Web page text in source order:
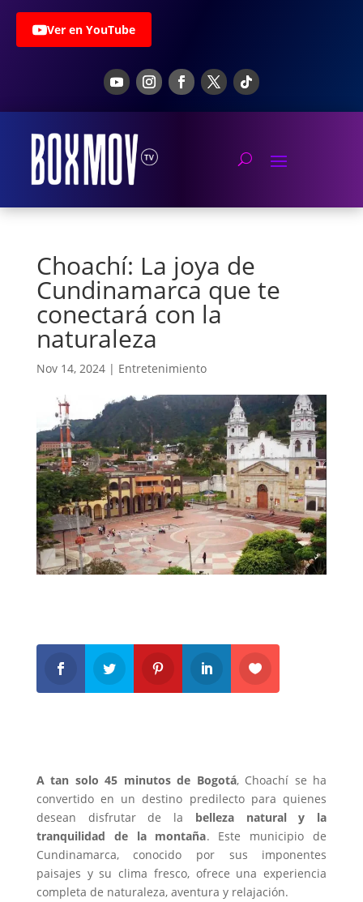
Ver en YouTube
Choachí: La joya de
Cundinamarca que te
conectará con la
naturaleza
Nov 14, 2024| Entretenimiento
A tan solo 45 minutos de Bogotá, Choachí se ha
convertido en un destino predilecto para quienes
desean disfrutar de la belleza natural y la
tranquilidad de la montaña. Este municipio de
Cundinamarca, conocido por sus imponentes
paisajes y su clima fresco, ofrece una experiencia
completa de naturaleza, aventura y relajación.